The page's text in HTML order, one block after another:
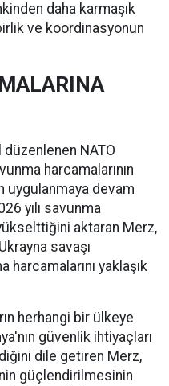
daha karmaşık
ve koordinasyonun
düzenlenen NATO
harcamalarının
uygulanmaya devam
yılı savunma
aktaran Merz,
savaşı
yaklaşık
herhangi bir ülkeye
güvenlik ihtiyaçları
dile getiren Merz,
güçlendirilmesinin